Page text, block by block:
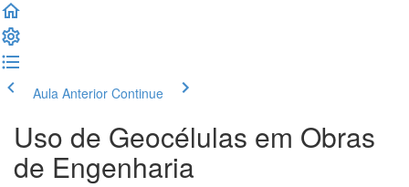
Aula Anterior Continue
Uso de Geocélulas em Obras
de Engenharia